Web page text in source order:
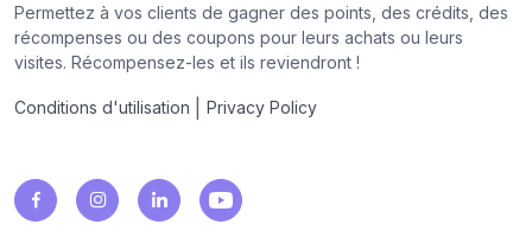
Permettez à vos clients de gagner des points, des crédits, des
récompenses ou des coupons pour leurs achats ou leurs
visites. Récompensez-les et ils reviendront !
Conditions d'utilisation Privacy Policy